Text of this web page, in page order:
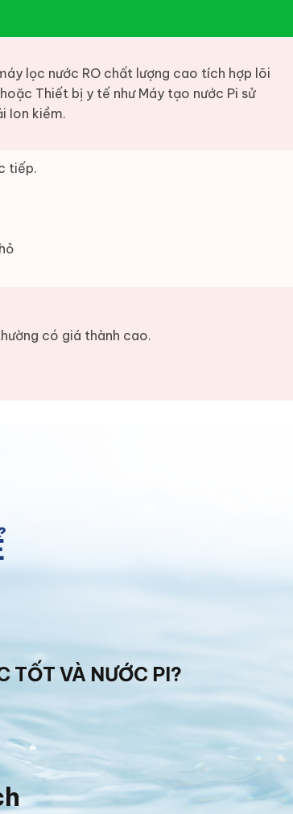
lọc nước RO chất lượng cao tích hợp lõi
Thiết bị y tế như Máy tạo nước Pi sử
Ion kiềm.
tiếp.
có giá thành cao.
TỐT VÀ NƯỚC PI?